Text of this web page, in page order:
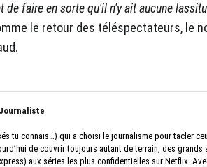
de faire en sorte qu'il n'y ait aucune
le retour des téléspectateurs, le
Journaliste
tu connais…) qui a choisi le journalisme pour tacler
de couvrir toujours autant de terrain, des grands
aux séries les plus confidentielles sur Netflix.